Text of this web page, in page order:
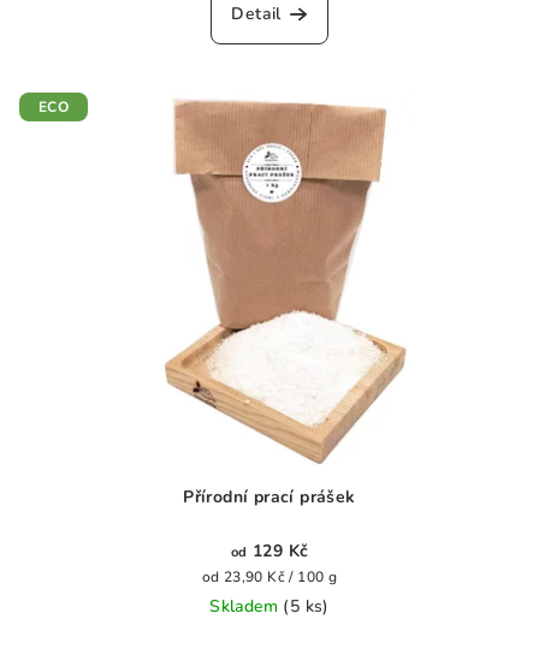
Detail
ECO
Přírodní prací prášek
od 129 Kč
Měrná
cena:
od 23,90 Kč / 100 g
Skladem (5 ks)